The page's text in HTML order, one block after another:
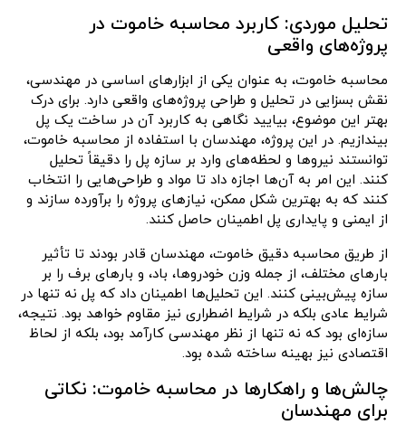
تحلیل موردی: کاربرد محاسبه خاموت در
پروژه‌های واقعی
محاسبه خاموت، به عنوان یکی از ابزارهای اساسی در مهندسی،
نقش بسزایی در تحلیل و طراحی پروژه‌های واقعی دارد. برای درک
بهتر این موضوع، بیایید نگاهی به کاربرد آن در ساخت یک پل
بیندازیم. در این پروژه، مهندسان با استفاده از محاسبه خاموت،
توانستند نیروها و لحظه‌های وارد بر سازه پل را دقیقاً تحلیل
کنند. این امر به آن‌ها اجازه داد تا مواد و طراحی‌هایی را انتخاب
کنند که به بهترین شکل ممکن، نیازهای پروژه را برآورده سازند و
از ایمنی و پایداری پل اطمینان حاصل کنند.
از طریق محاسبه دقیق خاموت، مهندسان قادر بودند تا تأثیر
بارهای مختلف، از جمله وزن خودروها، باد، و بارهای برف را بر
سازه پیش‌بینی کنند. این تحلیل‌ها اطمینان داد که پل نه تنها در
شرایط عادی بلکه در شرایط اضطراری نیز مقاوم خواهد بود. نتیجه،
سازه‌ای بود که نه تنها از نظر مهندسی کارآمد بود، بلکه از لحاظ
اقتصادی نیز بهینه ساخته شده بود.
چالش‌ها و راهکارها در محاسبه خاموت: نکاتی
برای مهندسان